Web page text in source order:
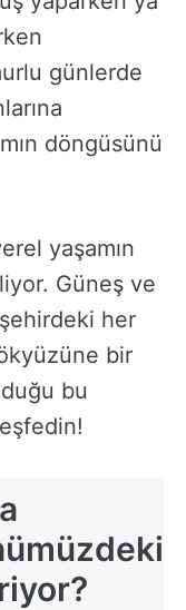
günlerde
döngüsünü
yaşamın
Güneş ve
her
bir
bu